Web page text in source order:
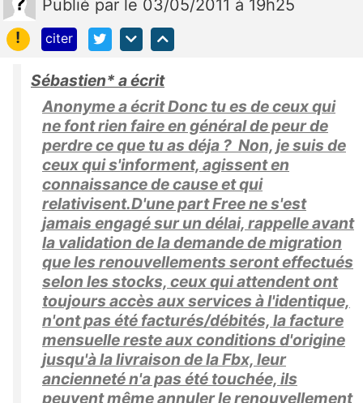
Publié par le 03/05/2011 à 19h25
!
citer
Sébastien* a écrit
Anonyme a écrit Donc tu es de ceux qui
ne font rien faire en général de peur de
perdre ce que tu as déja ? Non, je suis de
ceux qui s'informent, agissent en
connaissance de cause et qui
relativisent.D'une part Free ne s'est
jamais engagé sur un délai, rappelle avant
la validation de la demande de migration
que les renouvellements seront effectués
selon les stocks, ceux qui attendent ont
toujours accès aux services à l'identique,
n'ont pas été facturés/débités, la facture
mensuelle reste aux conditions d'origine
jusqu'à la livraison de la Fbx, leur
ancienneté n'a pas été touchée, ils
peuvent même annuler le renouvellement